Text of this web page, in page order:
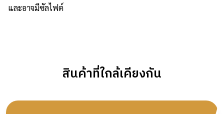
และอาจมีซัลไฟต์
สินค้าที่ใกล้เคียงกัน